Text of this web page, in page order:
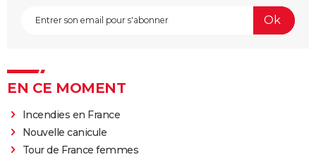
EN CE MOMENT
Incendies en France
Nouvelle canicule
Tour de France femmes